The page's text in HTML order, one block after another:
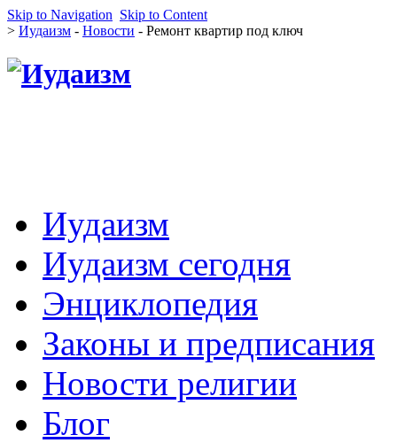
Skip to Navigation Skip to Content
> Иудаизм - Новости - Ремонт квартир под ключ
Иудаизм
Иудаизм сегодня
Энциклопедия
Законы и предписания
Новости религии
Блог